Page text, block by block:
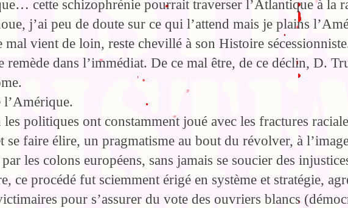
cette schizophrénie pourrait traverser l’Atlantique à la
j’ai peu de doute sur ce qui l’attend mais je plains
mal vient de loin, reste chevillé à son Histoire
remède dans l’immédiat. De ce mal être, de ce déclin, D.
l’Amérique.
politiques ont constamment joué avec les fractures
se faire élire, un pragmatisme au bout du révolver, à
les colons européens, sans jamais se soucier des
ce procédé fut sciemment érigé en système et stratégie,
pour s’assurer du vote des ouvriers blancs